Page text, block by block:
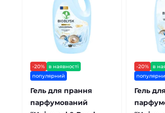
-20%
в наявності
популярний
Гель для прання
парфумований
-20%
в
Гель